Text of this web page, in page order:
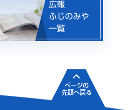
ページの
先頭へ戻る